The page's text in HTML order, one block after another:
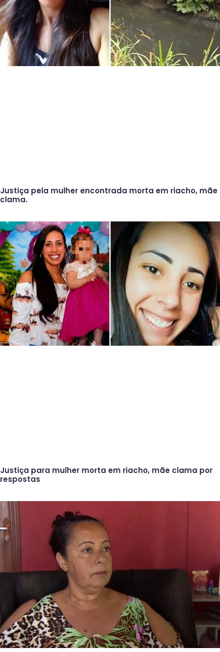
Justiça pela mulher encontrada morta em riacho, mãe
clama.
Justiça para mulher morta em riacho, mãe clama por
respostas